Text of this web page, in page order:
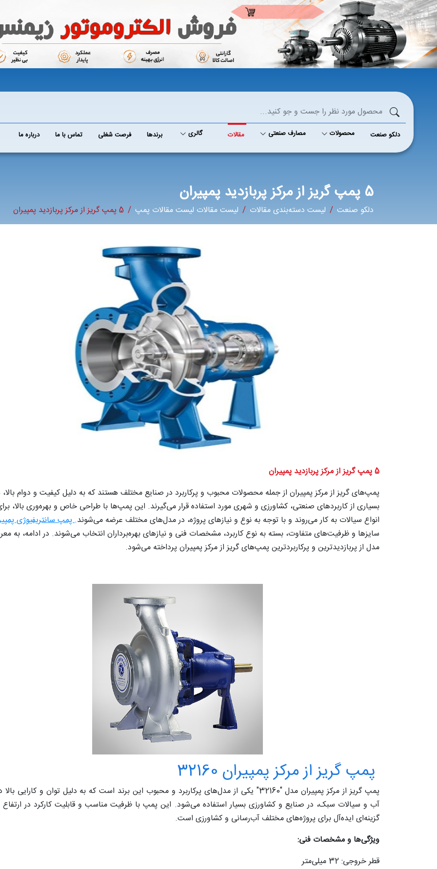
دلکو صنعت محصولات مصارف صنعتی مقالات گالری برند‌ها فرصت شغلی تماس با ما درباره ما
5 پمپ گریز از مرکز پربازدید پمپیران
دلکو صنعت لیست دسته‌بندی مقالات لیست مقالات لیست مقالات پمپ 5 پمپ گریز از مرکز پربازدید پمپیران
5 پمپ گریز از مرکز پربازدید پمپیران
پمپ‌های گریز از مرکز پمپیران از جمله محصولات محبوب و پرکاربرد در صنایع مختلف هستند که به دلیل کیفیت و دوام بالا،
بسیاری از کاربردهای صنعتی، کشاورزی و شهری مورد استفاده قرار می‌گیرند. این پمپ‌ها با طراحی خاص و بهره‌وری بالا،
انواع سیالات به کار می‌روند و با توجه به نوع و نیازهای پروژه، در مدل‌های مختلف عرضه می‌شوند.پمپ‌ سانتریفیوژی
مدل از پربازدیدترین و پرکاربردترین پمپ‌های گریز از مرکز پمپیران پرداخته می‌شود.
پمپ گریز از مرکز پمپیران 32160
پمپ گریز از مرکز پمپیران مدل "32160" یکی از مدل‌های پرکاربرد و محبوب این برند است که به دلیل توان و کارایی
آب و سیالات سبک، در صنایع و کشاورزی بسیار استفاده می‌شود. این پمپ با ظرفیت مناسب و قابلیت کارکرد در
گزینه‌ای ایده‌آل برای پروژه‌های مختلف آب‌رسانی و کشاورزی است.
ویژگی‌ها و مشخصات فنی:
قطر خروجی: 32 میلی‌متر